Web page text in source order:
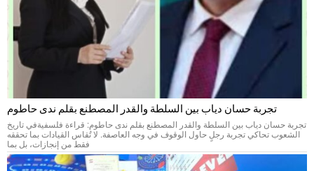
تجربة حسان دياب بين السلطة والقدر المصطنع بقلم ندى حاطوم
تجربة حسان دياب بين السلطة والقدر المصطنع بقلم ندى حاطوم: قراءة فلسفيةفي تاريخ
الشعوب تحاكي تجربة رجلٍ حاول الوقوف في وجه العاصفة. لا تُقاس القيادات بما تحققه
فقط من إنجازات، بل بما